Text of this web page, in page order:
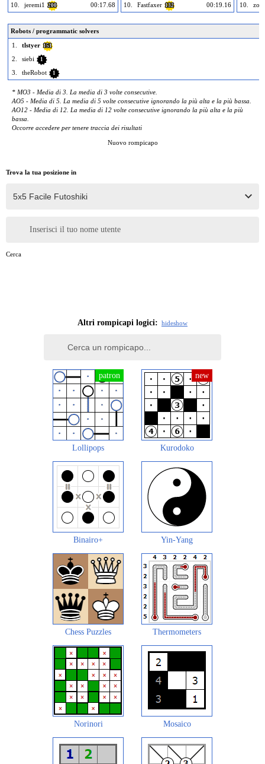
10.
jeremi1 200 00:17.68
10.
Fastfaxer 132 00:19.16
10.
Robots / programmatic solvers
1.
tlstyer 151
2. siebi 1
3. theRobot 1
* MO3 - Media di 3. La media di 3 volte consecutive.
AO5 - Media di 5. La media di 5 volte consecutive ignorando la più alta e la più bassa.
AO12 - Media di 12. La media di 12 volte consecutive ignorando la più alta e la più
bassa.
Occorre accedere per tenere traccia dei risultati
Nuovo rompicapo
Trova la tua posizione in
Inserisci il tuo nome utente
Cerca
Altri rompicapi logici: hideshow
Lollipops Kurodoko
Binairo+ Yin-Yang
Chess Puzzles Thermometers
Norinori Mosaico